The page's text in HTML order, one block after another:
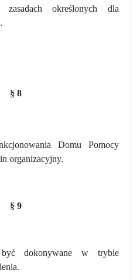
zasadach określonych dla
§ 8
Domu Pomocy
organizacyjny.
§ 9
dokonywane w trybie